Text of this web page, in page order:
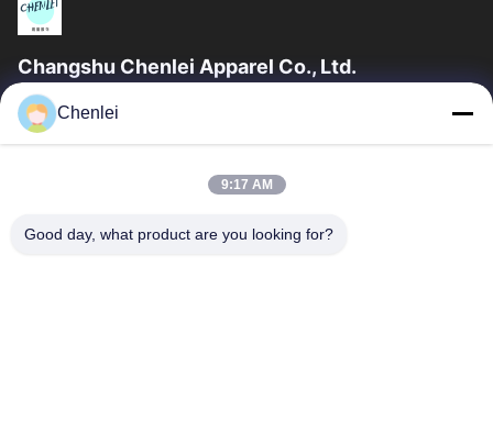
Changshu Chenlei Apparel Co., Ltd.
CHANGSHU CHENLEI APPAREL CO., LTD. Наш завод был
основан в 2011 году, расположен в городе Сучжоу,
Главная Страница
Продукция
Chenlei
9:17 AM
Good day, what product are you looking for?